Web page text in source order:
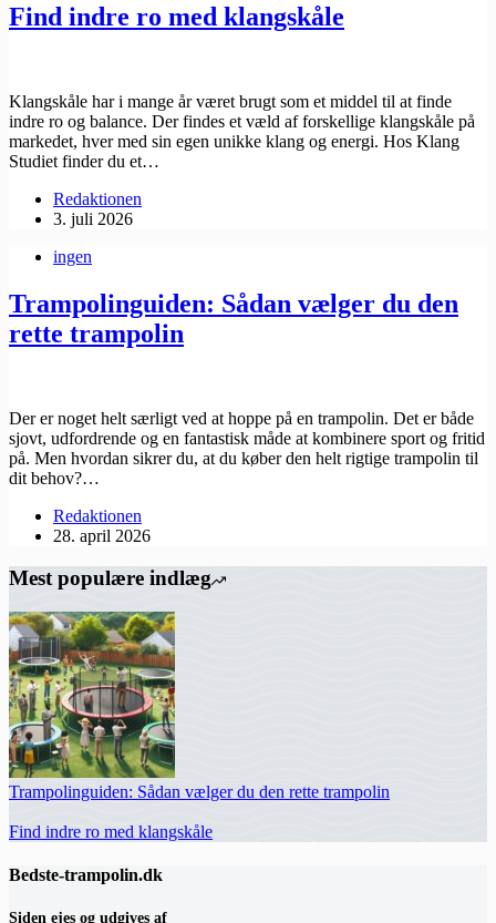
Find indre ro med klangskåle
Klangskåle har i mange år været brugt som et middel til at finde
indre ro og balance. Der findes et væld af forskellige klangskåle på
markedet, hver med sin egen unikke klang og energi. Hos Klang
Studiet finder du et…
Redaktionen
3. juli 2026
ingen
Trampolinguiden: Sådan vælger du den
rette trampolin
Der er noget helt særligt ved at hoppe på en trampolin. Det er både
sjovt, udfordrende og en fantastisk måde at kombinere sport og fritid
på. Men hvordan sikrer du, at du køber den helt rigtige trampolin til
dit behov?…
Redaktionen
28. april 2026
Mest populære indlæg
Trampolinguiden: Sådan vælger du den rette trampolin
Find indre ro med klangskåle
Bedste-trampolin.dk
Siden ejes og udgives af